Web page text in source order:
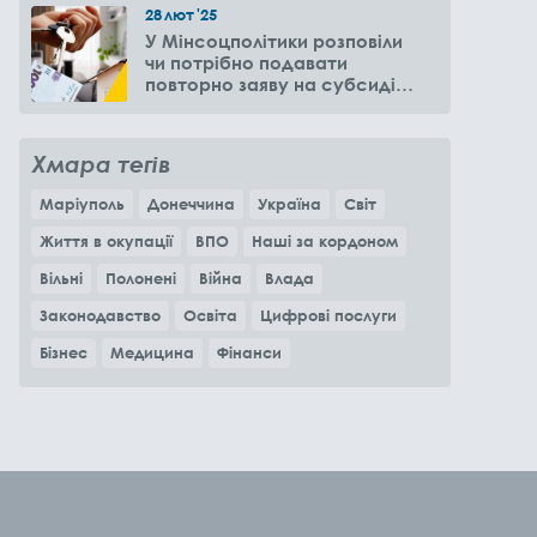
28лют'25
У Мінсоцполітики розповіли
чи потрібно подавати
повторно заяву на субсидію
Хмара тегів
Маріуполь Донеччина Україна
Світ
Життя в окупації
ВПО
Наші за кордоном
Вільні
Полонені Війна
Влада
Законодавство
Освіта
Цифрові послуги
Бізнес
Медицина Фінанси